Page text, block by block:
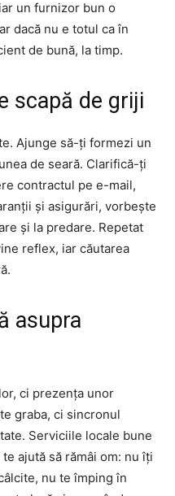
un furnizor bun o
dacă nu e totul ca în
de bună, la timp.
scapă de griji
Ajunge să-ți formezi un
de seară. Clarifică-ți
contractul pe e-mail,
și asigurări, vorbește
și la predare. Repetat
reflex, iar căutarea
asupra
ci prezența unor
graba, ci sincronul
Serviciile locale bune
ajută să rămâi om: nu îți
nu te împing în